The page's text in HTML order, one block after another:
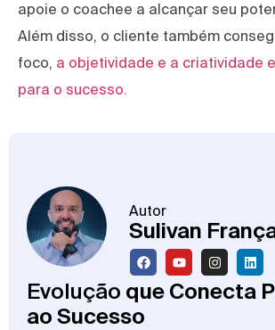
apoie o coachee a alcançar seu
Além disso, o cliente também
foco, a objetividade e a criatividade
para o sucesso.
Autor
Sulivan
Evolução que Conecta
ao Sucesso